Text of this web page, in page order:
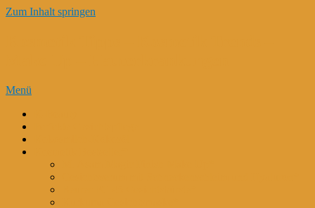
Zum Inhalt springen
Menü